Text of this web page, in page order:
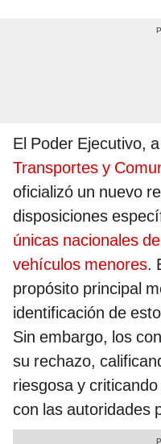
El Poder Ejecutivo,
Transportes y
oficializó un nuevo
disposiciones
únicas nacionales
vehículos menores.
propósito principal
identificación de
Sin embargo, los
su rechazo,
riesgosa y
con las autoridades